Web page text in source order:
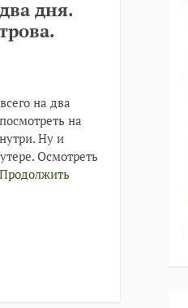
дня.
на два
на
Ну и
Осмотреть